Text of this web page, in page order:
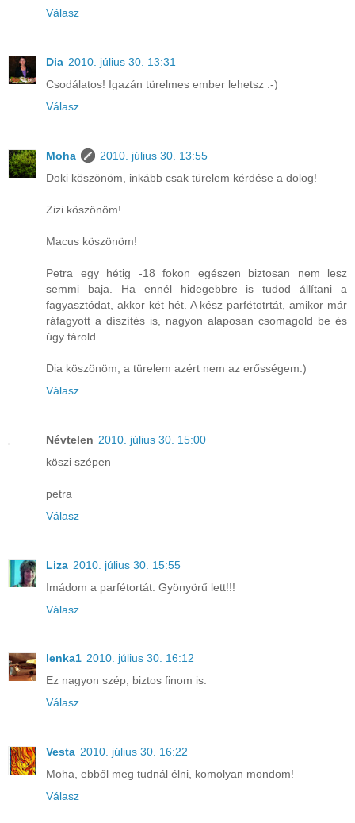
Válasz
Dia 2010. július 30. 13:31
Csodálatos! Igazán türelmes ember lehetsz :-)
Válasz
Moha
2010. július 30. 13:55
Doki köszönöm, inkább csak türelem kérdése a dolog!
Zizi köszönöm!
Macus köszönöm!
Petra egy hétig -18 fokon egészen biztosan nem lesz
semmi baja. Ha ennél hidegebbre is tudod állítani a
fagyasztódat, akkor két hét. A kész parfétotrtát, amikor már
ráfagyott a díszítés is, nagyon alaposan csomagold be és
úgy tárold.
Dia köszönöm, a türelem azért nem az erősségem:)
Válasz
Névtelen 2010. július 30. 15:00
köszi szépen
petra
Válasz
Liza 2010. július 30. 15:55
Imádom a parfétortát. Gyönyörű lett!!!
Válasz
lenka1 2010. július 30. 16:12
Ez nagyon szép, biztos finom is.
Válasz
Vesta 2010. július 30. 16:22
Moha, ebből meg tudnál élni, komolyan mondom!
Válasz